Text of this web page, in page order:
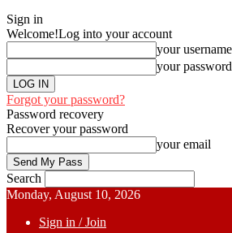
Sign in
Welcome!Log into your account
your username
your password
Forgot your password?
Password recovery
Recover your password
your email
Search
Monday, August 10, 2026
Sign in / Join